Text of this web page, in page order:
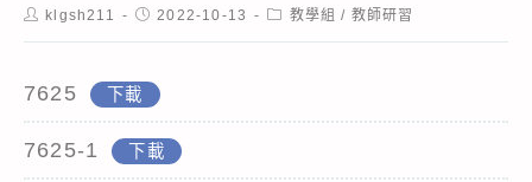
Postklgsh211
Post2022-10-13
Post教學組 / 教師研習
7625 下載
7625-1 下載